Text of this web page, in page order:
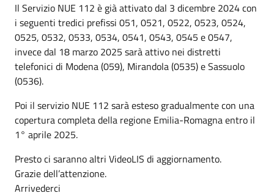
Il Servizio NUE 112 è già attivato dal 3 dicembre 2024 con
i seguenti tredici prefissi 051, 0521, 0522, 0523, 0524,
0525, 0532, 0533, 0534, 0541, 0543, 0545 e 0547,
invece dal 18 marzo 2025 sarà attivo nei distretti
telefonici di Modena (059), Mirandola (0535) e Sassuolo
(0536).
Poi il servizio NUE 112 sarà esteso gradualmente con una
copertura completa della regione Emilia-Romagna entro il
1° aprile 2025.
Presto ci saranno altri VideoLIS di aggiornamento.
Grazie dell’attenzione.
Arrivederci